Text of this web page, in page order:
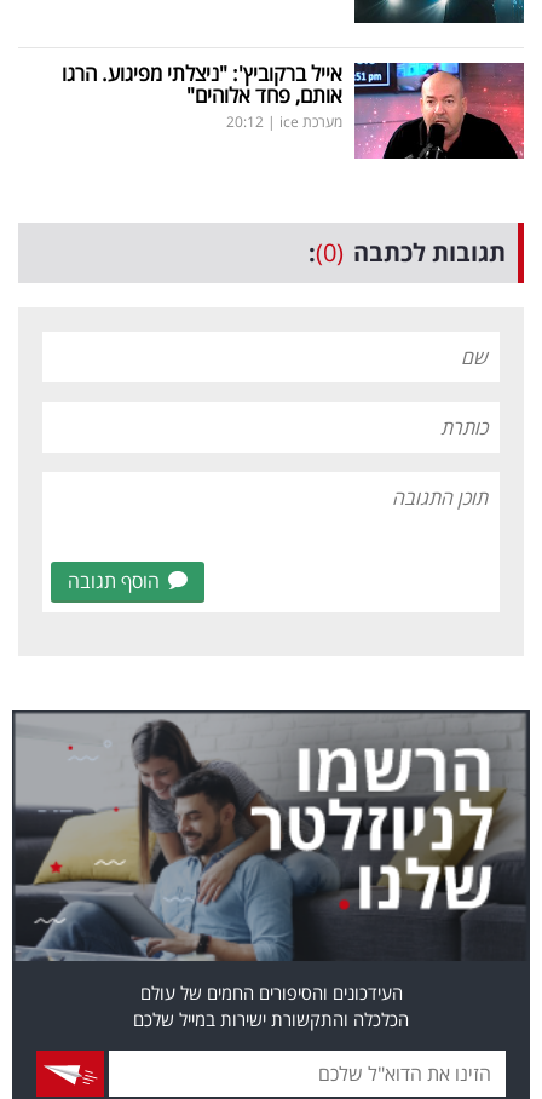
אייל ברקוביץ': "ניצלתי מפיגוע. הרגו
אותם, פחד אלוהים"
מערכת ice |
20:12
תגובות לכתבה (0)
:
הוסף תגובה
העידכונים והסיפורים החמים של עולם
הכלכלה והתקשורת ישירות במייל שלכם